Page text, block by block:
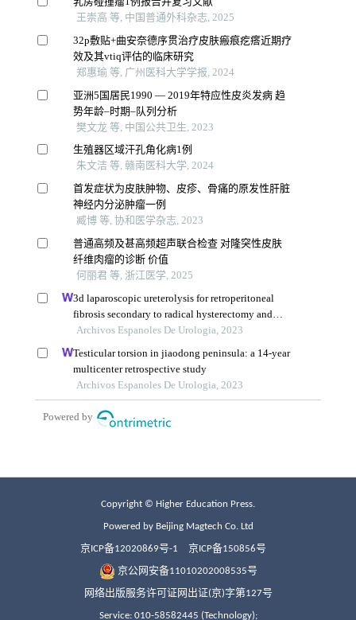
Copyright © Higher Education Press.
Powered by Beijing Magtech Co. Ltd
京ICP备12020869号-1 京ICP备150856号
京公网安备11010202008535号
网络出版服务许可证网出证(京)字第127号
Service: 010-58582445 (Technology);